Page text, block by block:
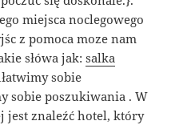
miejsca noclegowego
z pomoca moze nam
słówa jak:salka
sobie
sobie poszukiwania . W
jest znaleźć hotel, który